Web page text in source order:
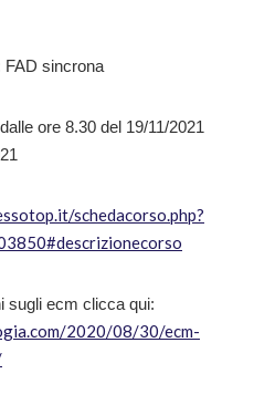
FAD sincrona
ore 8.30 del 19/11/2021
schedacorso.php?
sugli ecm clicca qui:
2020/08/30/ecm-